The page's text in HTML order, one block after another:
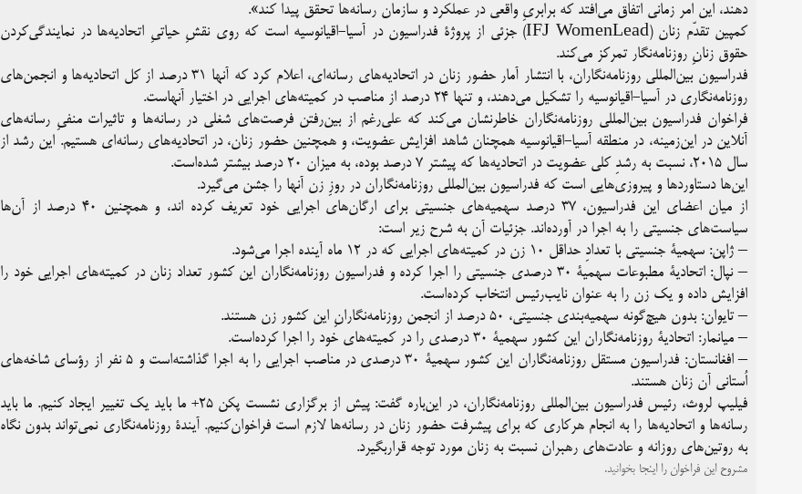
دهند، این امر زمانی اتفاق می‌افتد که برابریِ واقعی در عملکرد و سازمان رسانه‌ها تحقق پیدا کند».
کمپین تقدّم زنان (IFJ WomenLead) جزئی از پروژۀ فدراسیون در آسیا-اقیانوسیه است که روی نقشِ حیاتیِ اتحادیه‌ها در نمایندگی‌کردن
حقوق زنانِ روزنامه‌نگار تمرکز می‌کند.
فدراسیون بین‌المللی روزنامه‌نگاران، با انتشار آمار حضور زنان در اتحادیه‌های رسانه‌ای، اعلام کرد که آنها ۳۱ درصد از کل اتحادیه‌ها و انجمن‌های
روزنامه‌نگاری در آسیا-اقیانوسیه را تشکیل می‌دهند، و تنها ۲۴ درصد از مناصب در کمیته‌های اجرایی در اختیار آنهاست.
فراخوان فدراسیون بین‌المللی روزنامه‌نگاران خاطرنشان می‌کند که علی‌رغم از بین‌رفتن فرصت‌های شغلی در رسانه‌ها و تاثیرات منفیِ رسانه‌های
آنلاین در این‌زمینه، در منطقه آسیا-اقیانوسیه همچنان شاهد افزایش عضویت، و همچنین حضور زنان، در اتحادیه‌های رسانه‌ای هستیم. این رشد از
سال ۲۰۱۵، نسبت به رشدِ کلی عضویت در اتحادیه‌ها که پیشتر ۷ درصد بوده، به میزان ۲۰ درصد بیشتر شده‌است.
این‌ها دستاوردها و پیروزی‌هایی است که فدراسیون بین‌المللی روزنامه‌نگاران در روزِ زن آنها را جشن می‌گیرد.
از میان اعضای این فدراسیون، ۳۷ درصد سهمیه‌های جنسیتی برای ارگان‌های اجرایی خود تعریف کرده اند، و همچنین ۴۰ درصد از آن‌ها
سیاست‌های جنسیتی را به اجرا در آورده‌اند. جزئیات آن به شرح زیر است:
– ژاپن: سهمیۀ جنسیتی با تعدادِ حداقل ۱۰ زن در کمیته‌های اجرایی که در ۱۲ ماه آینده اجرا می‌شود.
–نپال
: اتحادیۀ مطبوعات سهمیۀ ۳۰ درصدی جنسیتی را اجرا کرده و فدراسیون روزنامه‌نگاران این کشور تعداد زنان در کمیته‌های اجرایی خود را
افزایش داده و یک زن را به عنوان نایب‌رئیس انتخاب کرده‌است.
–تایوان: بدون هیچ‌گونه سهمیه‌بندی جنسیتی، ۵۰ درصد از انجمن روزنامه‌نگارانِ این کشور زن هستند.
– میانمار: اتحادیۀ روزنامه‌نگاران این کشور سهمیۀ ۳۰ درصدی را در کمیته‌های خود را اجرا کرده‌است.
–افغانستان
: فدراسیون مستقل روزنامه‌نگاران این کشور سهمیۀ ۳۰ درصدی در مناصب اجرایی را به اجرا گذاشته‌است و ۵ نفر از رؤسای شاخه‌های
اُستانی آن زنان هستند.
فیلیپ لروث، رئیس فدراسیون بین‌المللی روزنامه‌نگاران، در این‌باره گفت: پیش از برگزاری نشست پکن ۲۵+ ما باید یک تغییر ایجاد کنیم. ما باید
رسانه‌ها و اتحادیه‌ها را به انجام هرکاری که برای پیشرفت حضور زنان در رسانه‌ها لازم است فراخوان‌کنیم. آیندۀ روزنامه‌نگاری نمی‌تواند بدون نگاه
به روتین‌های روزانه و عادت‌های رهبران نسبت به زنان مورد توجه قراربگیرد.
مشروح این فراخوان رااینجا بخوانید.